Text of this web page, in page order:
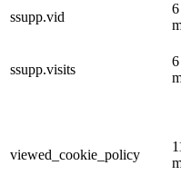
ssupp.vid
6
ssupp.visits
6
viewed_cookie_policy